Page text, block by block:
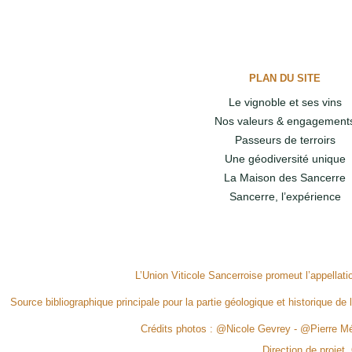
PLAN DU SITE
Le vignoble et ses vins
Nos valeurs &
Passeurs de terroirs
Une géodiversité unique
La Maison des Sancerre
Sancerre, l’expérience
L’Union Viticole Sancerroise promeut
Source bibliographique principale pour la partie géologique et historique
Crédits photos : @Nicole Gevrey - @Pierre